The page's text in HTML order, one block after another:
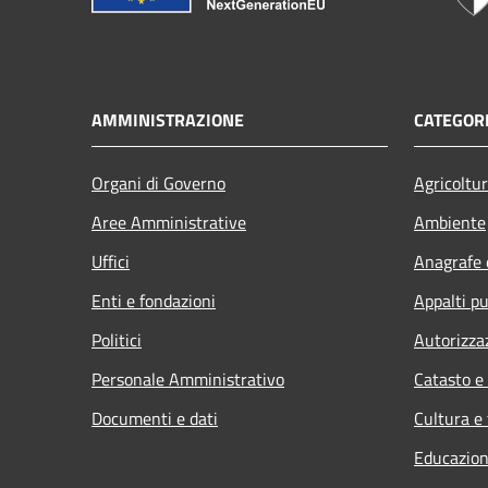
AMMINISTRAZIONE
Organi di Governo
Aree Amministrative
Uffici
Enti e fondazioni
Politici
Personale Amministrativo
Documenti e dati
Ambiente
Appalti
Catasto
Cultura